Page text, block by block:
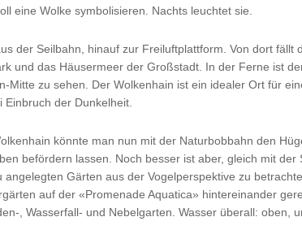
eine Wolke symbolisieren. Nachts leuchtet sie.
der Seilbahn, hinauf zur Freiluftplattform. Von dort fällt
und das Häusermeer der Großstadt. In der Ferne ist
Mitte zu sehen. Der Wolkenhain ist ein idealer Ort für
Einbruch der Dunkelheit.
könnte man nun mit der Naturbobbahn den
befördern lassen. Noch besser ist aber, gleich mit der
angelegten Gärten aus der Vogelperspektive zu
auf der «Promenade Aquatica» hintereinander
, Wasserfall- und Nebelgarten. Wasser überall: oben,